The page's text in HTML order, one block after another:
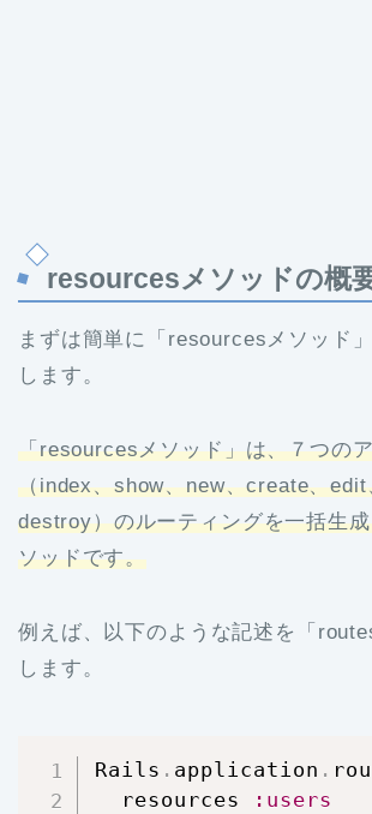
resourcesメソッドの概
まずは簡単に「resourcesメソッド
します。
「resourcesメソッド」は、７つの
（index、show、new、create、edit
destroy）のルーティングを一括生
ソッドです。
例えば、以下のような記述を「
します。
Rails . application .
  resources
:users